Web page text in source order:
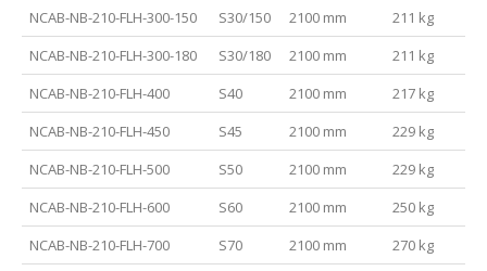
NCAB-NB-210-FLH-300-150
S30/150 2100 mm
211 kg
NCAB-NB-210-FLH-300-180
S30/180 2100 mm
211 kg
NCAB-NB-210-FLH-400
S40 2100 mm
217 kg
NCAB-NB-210-FLH-450
S45 2100 mm
229 kg
NCAB-NB-210-FLH-500
S50 2100 mm
229 kg
NCAB-NB-210-FLH-600
S60 2100 mm
250 kg
NCAB-NB-210-FLH-700
S70 2100 mm
270 kg